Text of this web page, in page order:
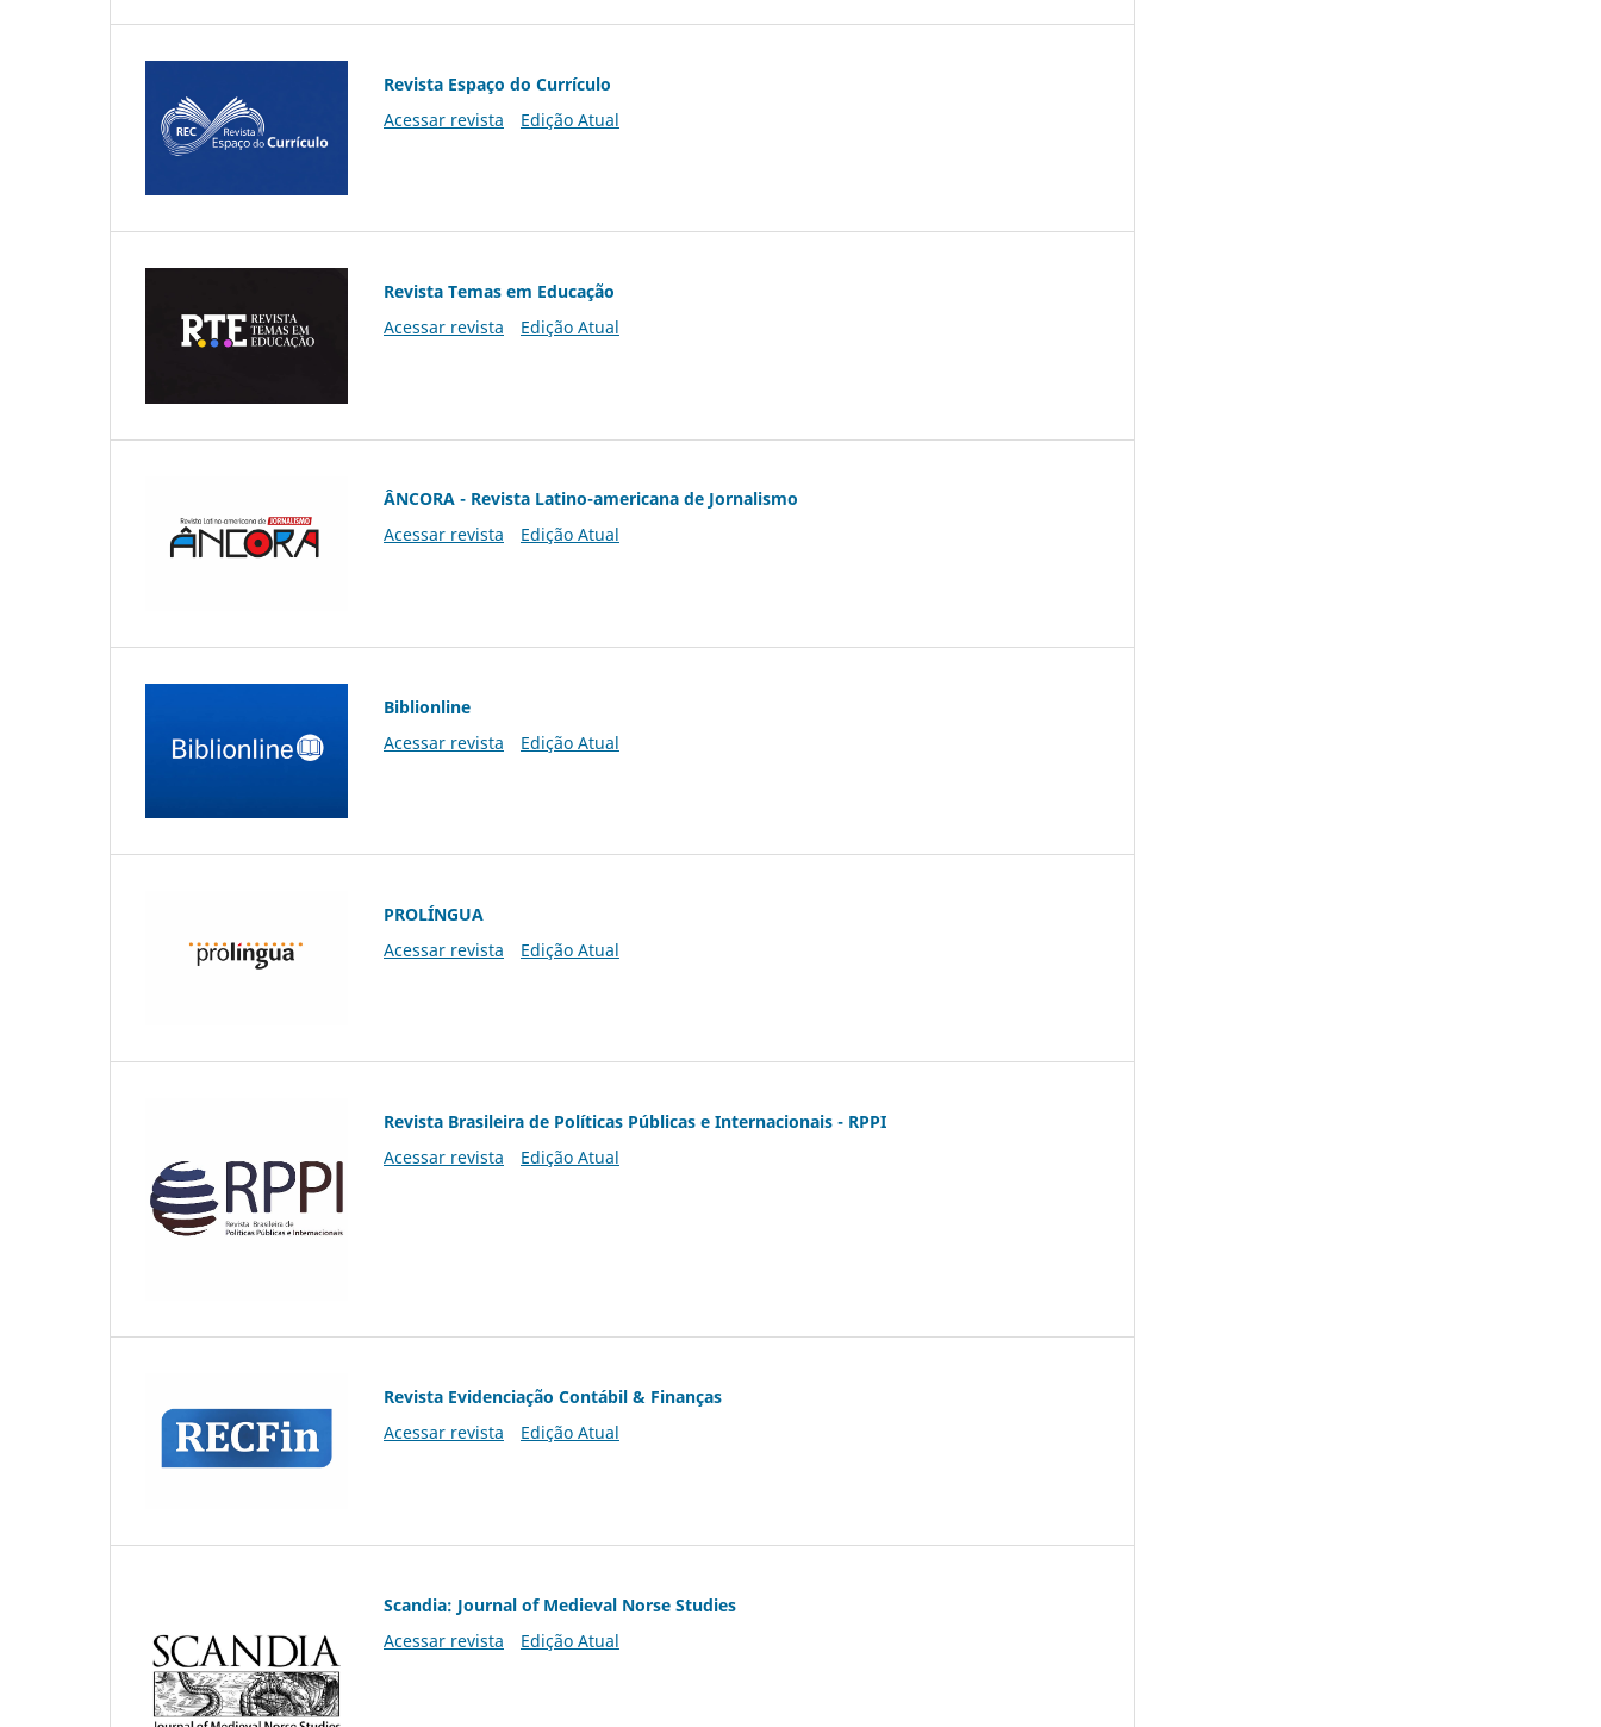
Revista Espaço do Currículo
Acessar revista
Edição Atual
Revista Temas em Educação
Acessar revista
Edição Atual
ÂNCORA - Revista Latino-americana de Jornalismo
Acessar revista
Edição Atual
Biblionline
Acessar revista
Edição Atual
PROLÍNGUA
Acessar revista
Edição Atual
Revista Brasileira de Políticas Públicas e Internacionais - RPPI
Acessar revista
Edição Atual
Revista Evidenciação Contábil & Finanças
Acessar revista
Edição Atual
Scandia: Journal of Medieval Norse Studies
Acessar revista
Edição Atual